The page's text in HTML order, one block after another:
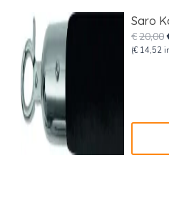
Saro
€20,00
(€ 14,52